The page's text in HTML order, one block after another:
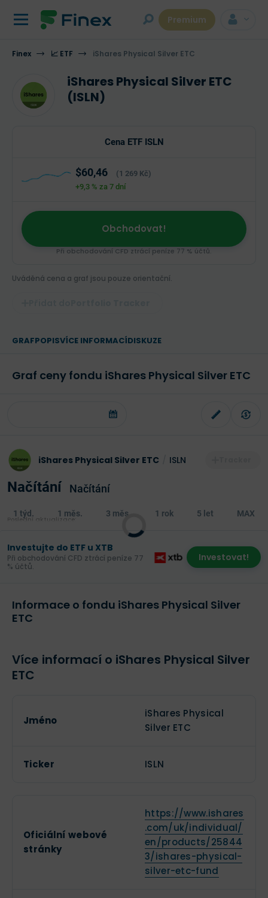
Premium
Finex 📈 ETF iShares Physical Silver ETC
iShares Physical Silver ETC
(ISLN)
Cena ETF ISLN
$60,46
(1 269 Kč)
+9,3 % za 7 dní
Obchodovat!
Při obchodování CFD ztrácí peníze 77 % účtů.
Uváděná cena a graf jsou pouze orientační.
GRAFPOPISVÍCE INFORMACÍDISKUZE
Graf ceny fondu iShares Physical Silver ETC
iShares Physical Silver ETC ISLN
Načítání Načítání
1 týd. 1 měs. 3 měs. 1 rok 5 let MAX
Investujte do ETF u XTB
Při obchodování CFD ztrácí peníze 77
% účtů.
Investovat!
Poslední aktualizace:
Informace o fondu iShares Physical Silver
ETC
Více informací o iShares Physical Silver
ETC
Jméno
iShares Physical
Silver ETC
Ticker ISLN
Oficiální webové
stránky
https://www.ishares
.com/uk/individual/
en/products/25844
3/ishares-physical-
silver-etc-fund